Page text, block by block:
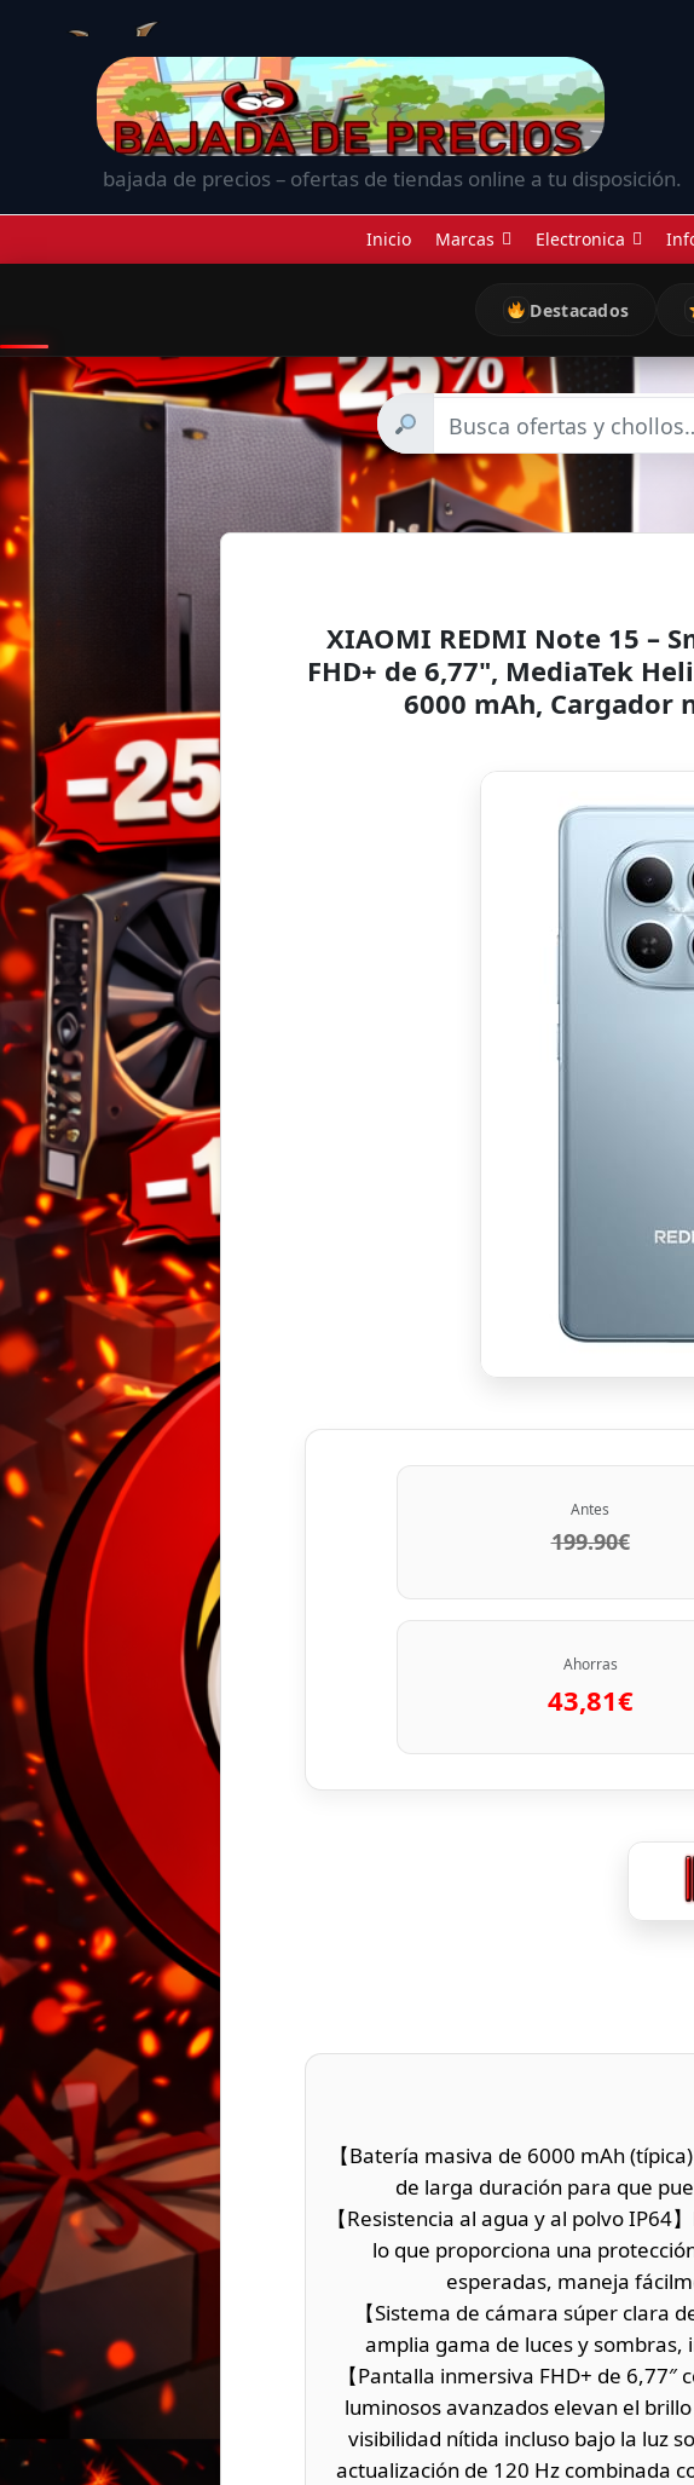
bajada de precios – ofertas de tiendas online a tu disposición.
Inicio Marcas Electronica
Destacados
XIAOMI REDMI Note 15 –
FHD+ de 6,77", MediaTek
6000 mAh, Cargador
Antes
199.90€
Ahorras
43,81€
【Batería masiva de 6000 mAh
de larga duración para que
【Resistencia al agua y al polvo
lo que proporciona una
esperadas, maneja
【Sistema de cámara súper clara
amplia gama de luces y sombras,
【Pantalla inmersiva FHD+ de
luminosos avanzados elevan el
visibilidad nítida incluso bajo la luz
actualización de 120 Hz combinada